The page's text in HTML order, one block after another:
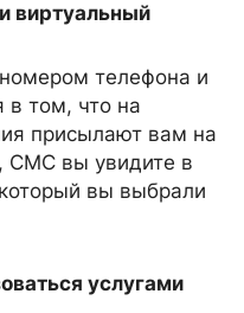
виртуальный
телефона и
в том, что на
присылают вам на
СМС вы увидите в
вы выбрали
услугами